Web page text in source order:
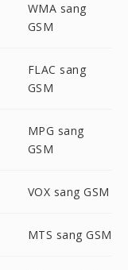
WMA sang
GSM
FLAC sang
GSM
MPG sang
GSM
VOX sang GSM
MTS sang GSM